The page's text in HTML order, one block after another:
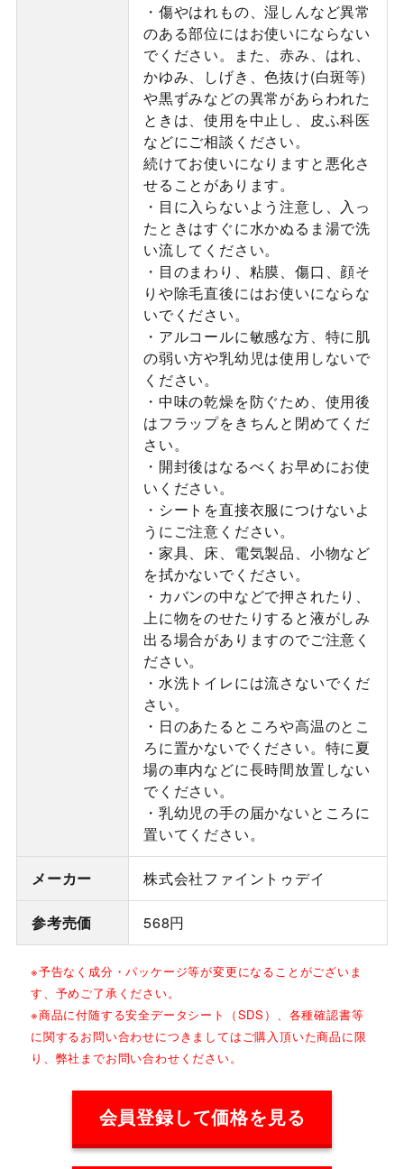
・傷やはれもの、湿しんなど異常
のある部位にはお使いにならない
でください。また、赤み、はれ、
かゆみ、しげき、色抜け(白斑等)
や黒ずみなどの異常があらわれた
ときは、使用を中止し、皮ふ科医
などにご相談ください。
続けてお使いになりますと悪化さ
せることがあります。
・目に入らないよう注意し、入っ
たときはすぐに水かぬるま湯で洗
い流してください。
・目のまわり、粘膜、傷口、顔そ
りや除毛直後にはお使いにならな
いでください。
・アルコールに敏感な方、特に肌
の弱い方や乳幼児は使用しないで
ください。
・中味の乾燥を防ぐため、使用後
はフラップをきちんと閉めてくだ
さい。
・開封後はなるべくお早めにお使
いください。
・シートを直接衣服につけないよ
うにご注意ください。
・家具、床、電気製品、小物など
を拭かないでください。
・カバンの中などで押されたり、
上に物をのせたりすると液がしみ
出る場合がありますのでご注意く
ださい。
・水洗トイレには流さないでくだ
さい。
・日のあたるところや高温のとこ
ろに置かないでください。特に夏
場の車内などに長時間放置しない
でください。
・乳幼児の手の届かないところに
置いてください。
メーカー 株式会社ファイントゥデイ
参考売価 568円
※予告なく成分・パッケージ等が変更になることがございま
す、予めご了承ください。
※商品に付随する安全データシート（SDS）、各種確認書等
に関するお問い合わせにつきましてはご購入頂いた商品に限
り、弊社までお問い合わせください。
会員登録して価格を見る